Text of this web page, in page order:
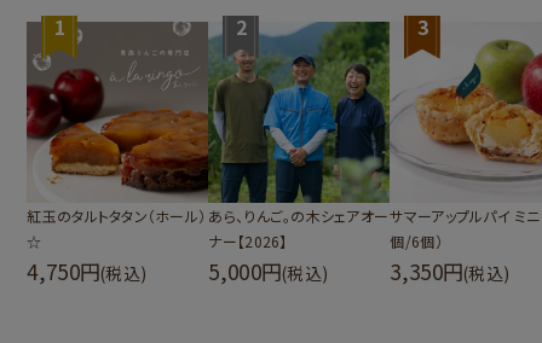
1
紅玉のタルトタタン（ホール）
☆
4,750 (税込)
2
あら、りんご。の木シェアオー
ナー【2026】
5,000 (税込)
3
サマーアップルパイ ミニ
個/6個）
3,350 (税込)